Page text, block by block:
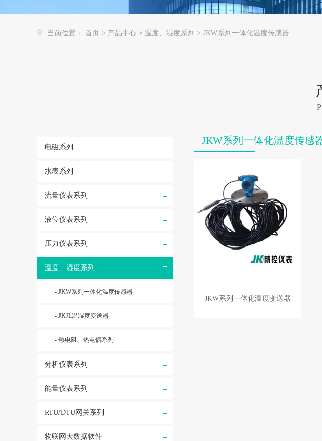
当前位置： 首页 > 产品中心 > 温度、湿度系列 > JKW系列一体化温度传感器
电磁系列
水表系列
流量仪表系列
液位仪表系列
压力仪表系列
温度、湿度系列
- JKW系列一体化温度传感器
- JKJL温湿度变送器
- 热电阻、热电偶系列
分析仪表系列
能量仪表系列
RTU/DTU网关系列
物联网大数据软件
JKW系列一体化温度传感
JKW系列一体化温度变送器